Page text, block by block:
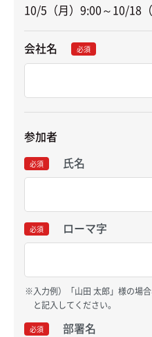
10/5（月）9:00～10/18
会社名 必須
参加者
必須 氏名
必須 ローマ字
入力例）「山田 太郎」様の場
と記入してください。
必須 部署名